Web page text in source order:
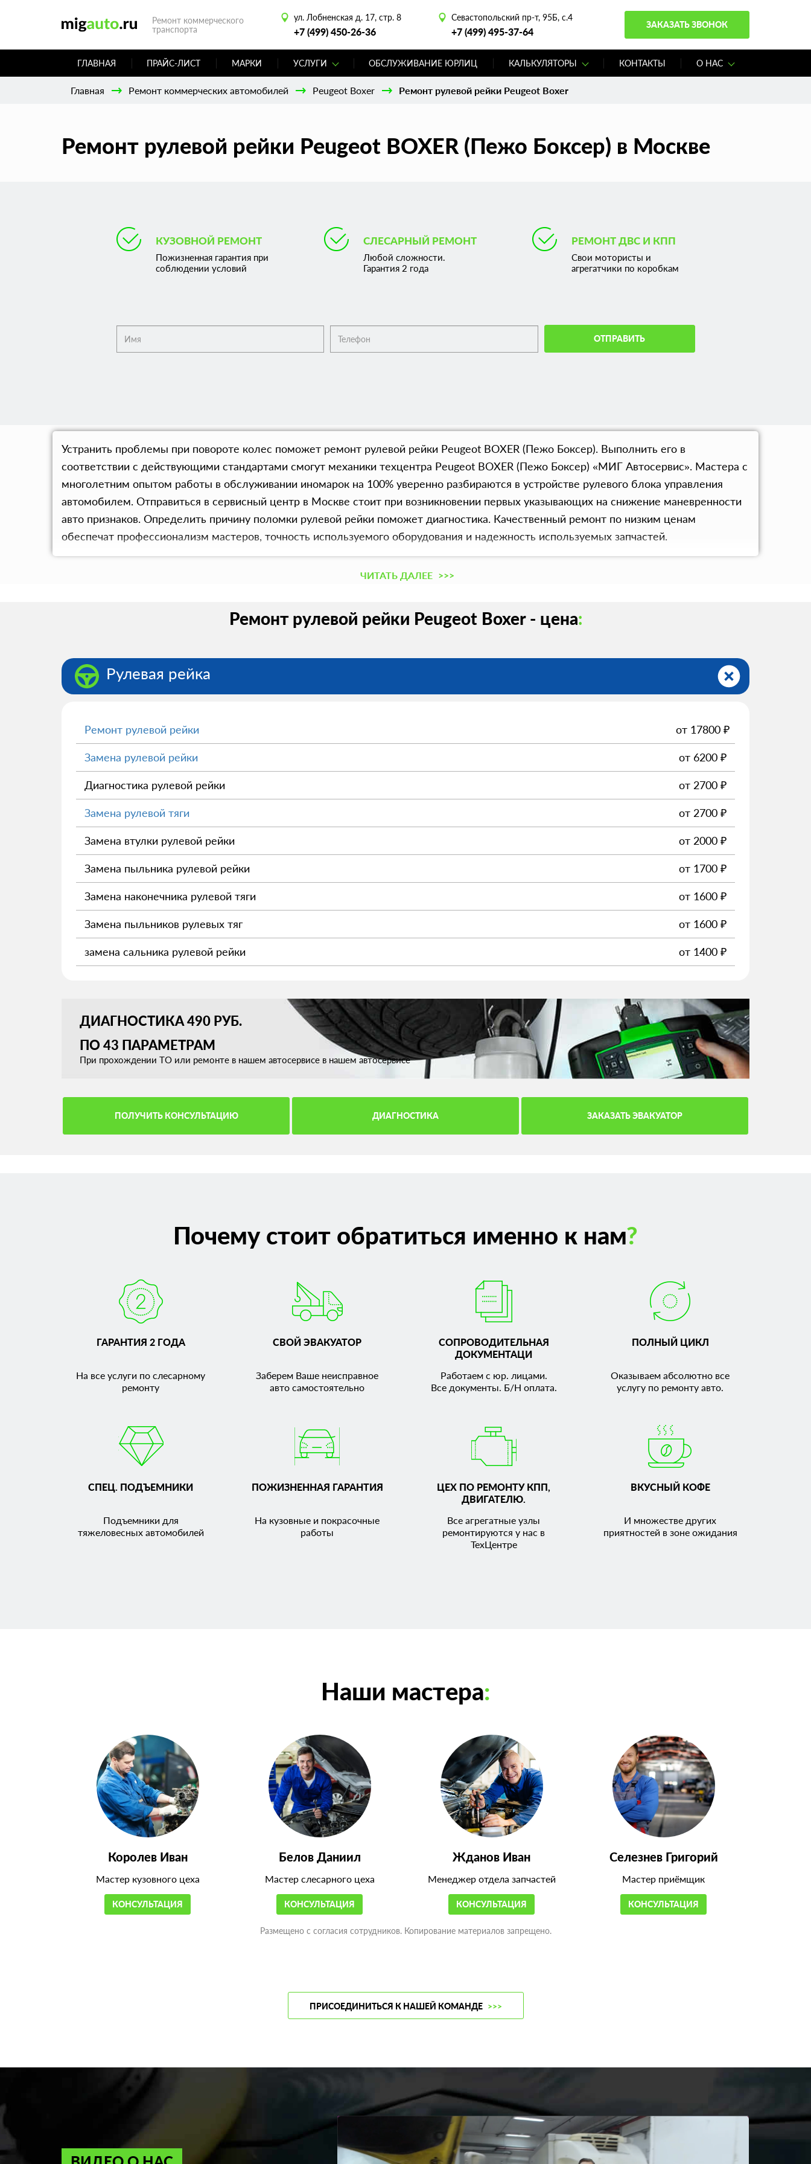
Ремонт коммерческого
транспорта
ул. Лобненская д. 17, стр. 8
+7 (499) 450-26-36
Севастопольский пр-т, 95Б, с.4
+7 (499) 495-37-64
ЗАКАЗАТЬ ЗВОНОК
ГЛАВНАЯ ПРАЙС-ЛИСТ МАРКИ УСЛУГИ ОБСЛУЖИВАНИЕ ЮРЛИЦ КАЛЬКУЛЯТОРЫ КОНТАКТЫ О НАС
Главная Ремонт коммерческих автомобилей Peugeot Boxer Ремонт рулевой рейки Peugeot Boxer
Ремонт рулевой рейки Peugeot BOXER (Пежо Боксер) в Москве
КУЗОВНОЙ РЕМОНТ
Пожизненная гарантия при
соблюдении условий
СЛЕСАРНЫЙ РЕМОНТ
Любой сложности.
Гарантия 2 года
РЕМОНТ ДВС И КПП
Свои мотористы и
агрегатчики по коробкам
ОТПРАВИТЬ
Устранить проблемы при повороте колес поможет ремонт рулевой рейки Peugeot BOXER (Пежо Боксер). Выполнить его в
соответствии с действующими стандартами смогут механики техцентра Peugeot BOXER (Пежо Боксер) «МИГ Автосервис». Мастера с
многолетним опытом работы в обслуживании иномарок на 100% уверенно разбираются в устройстве рулевого блока управления
автомобилем. Отправиться в сервисный центр в Москве стоит при возникновении первых указывающих на снижение маневренности
авто признаков. Определить причину поломки рулевой рейки поможет диагностика. Качественный ремонт по низким ценам
обеспечат профессионализм мастеров, точность используемого оборудования и надежность используемых запчастей.
ЧИТАТЬ ДАЛЕЕ >>>
Ремонт рулевой рейки Peugeot Boxer - цена:
Рулевая рейка
Ремонт рулевой рейки от 17800 ₽
Замена рулевой рейки от 6200 ₽
Диагностика рулевой рейки от 2700 ₽
Замена рулевой тяги от 2700 ₽
Замена втулки рулевой рейки от 2000 ₽
Замена пыльника рулевой рейки от 1700 ₽
Замена наконечника рулевой тяги от 1600 ₽
Замена пыльников рулевых тяг от 1600 ₽
замена сальника рулевой рейки от 1400 ₽
ДИАГНОСТИКА 490 РУБ.
ПО 43 ПАРАМЕТРАМ
При прохождении ТО или ремонте в нашем автосервисе в нашем автосервисе
ПОЛУЧИТЬ КОНСУЛЬТАЦИЮ ДИАГНОСТИКА ЗАКАЗАТЬ ЭВАКУАТОР
Почему стоит обратиться именно к нам?
ГАРАНТИЯ 2 ГОДА
На все услуги по слесарному
ремонту
СВОЙ ЭВАКУАТОР
Заберем Ваше неисправное
авто самостоятельно
СОПРОВОДИТЕЛЬНАЯ
ДОКУМЕНТАЦИ
Работаем с юр. лицами.
Все документы. Б/Н оплата.
ПОЛНЫЙ ЦИКЛ
Оказываем абсолютно все
услугу по ремонту авто.
СПЕЦ. ПОДЪЕМНИКИ
Подъемники для
тяжеловесных автомобилей
ПОЖИЗНЕННАЯ ГАРАНТИЯ
На кузовные и покрасочные
работы
ЦЕХ ПО РЕМОНТУ КПП,
ДВИГАТЕЛЮ.
Все агрегатные узлы
ремонтируются у нас в
ТехЦентре
ВКУСНЫЙ КОФЕ
И множестве других
приятностей в зоне ожидания
Наши мастера:
Королев Иван
Мастер кузовного цеха
КОНСУЛЬТАЦИЯ
Белов Даниил
Мастер слесарного цеха
КОНСУЛЬТАЦИЯ
Жданов Иван
Менеджер отдела запчастей
КОНСУЛЬТАЦИЯ
Селезнев Григорий
Мастер приёмщик
КОНСУЛЬТАЦИЯ
Размещено с согласия сотрудников. Копирование материалов запрещено.
ПРИСОЕДИНИТЬСЯ К НАШЕЙ КОМАНДЕ >>>